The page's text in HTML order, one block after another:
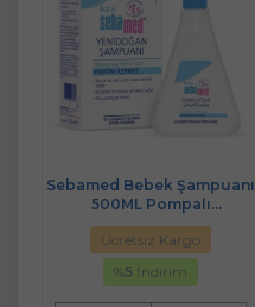
Sebamed Bebek Şampuanı
500ML Pompalı
(Yenidoğanlar İçin)
Ücretsiz Kargo
%5 İndirim